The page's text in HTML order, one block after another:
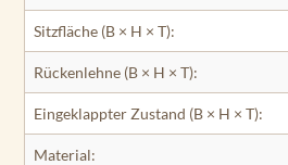
Sitzfläche (B × H × T):
Rückenlehne (B × H × T):
Eingeklappter Zustand (B × H × T):
Material: